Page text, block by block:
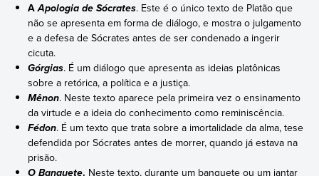
AApologia de Sócrates. Este é o único texto de Platão que
não se apresenta em forma de diálogo, e mostra o julgamento
e a defesa de Sócrates antes de ser condenado a ingerir
cicuta.
Górgias. É um diálogo que apresenta as ideias platônicas
sobre a retórica, a política e a justiça.
Mênon. Neste texto aparece pela primeira vez o ensinamento
da virtude e a ideia do conhecimento como reminiscência.
Fédon. É um texto que trata sobre a imortalidade da alma, tese
defendida por Sócrates antes de morrer, quando já estava na
prisão.
O Banquete. Neste texto, durante um banquete ou um jantar